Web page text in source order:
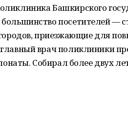
Башкирского
посетителей —
приезжающие для
врач поликлиники
Собирал более двух